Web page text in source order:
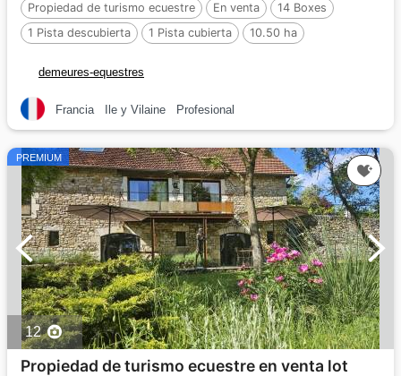
Propiedad de turismo ecuestre En venta
14 Boxes
1 Pista descubierta
1 Pista cubierta 10.50 ha
demeures-equestres
Francia Ile y Vilaine Profesional
PREMIUM
12
Propiedad de turismo ecuestre en venta lot